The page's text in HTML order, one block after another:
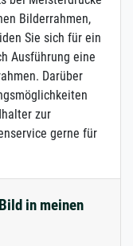
Bilderrahmen,
Sie sich für ein
Ausführung eine
Darüber
zur
gerne für
in meinen